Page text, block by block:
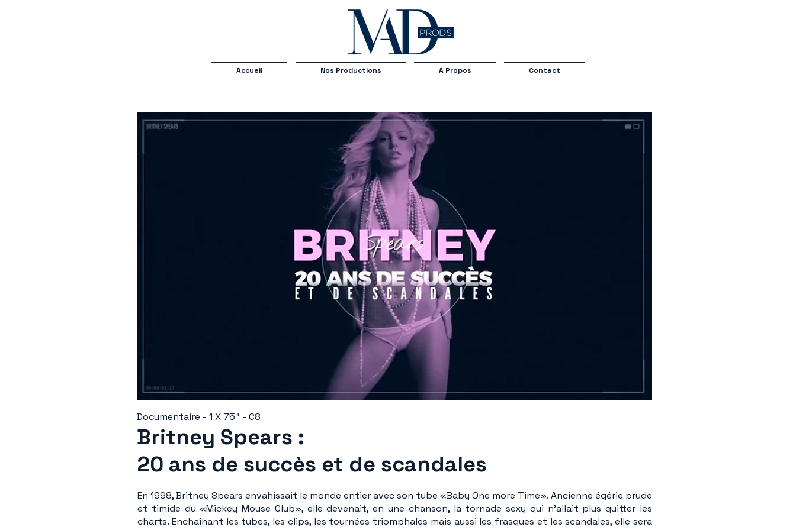
Accueil Nos Productions À Propos Contact
Documentaire - 1 X 75 ' - C8
Britney Spears :
20 ans de succès et de scandales
En 1998, Britney Spears envahissait le monde entier avec son tube «Baby One more Time». Ancienne égérie prude
et timide du «Mickey Mouse Club», elle devenait, en une chanson, la tornade sexy qui n'allait plus quitter les
charts. Enchaînant les tubes, les clips, les tournées triomphales mais aussi les frasques et les scandales, elle sera